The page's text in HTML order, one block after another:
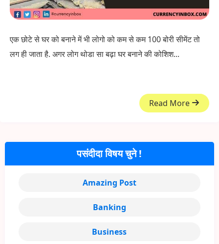
एक छोटे से घर को बनाने में भी लोगो को कम से कम 100 बोरी सीमेंट तो
लग ही जाता है. अगर लोग थोडा सा बढ़ा घर बनाने की कोशिश...
Read More
पसंदीदा विषय चुने !
Amazing Post
Banking
Business